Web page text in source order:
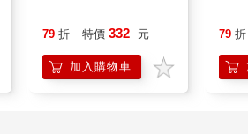
79 折 特價 332 元
加入購物車
79 折